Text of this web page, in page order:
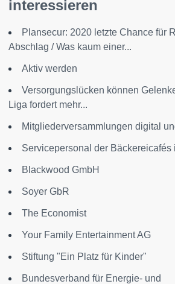
interessieren
Plansecur: 2020 letzte Chance für
Abschlag / Was kaum einer...
Aktiv werden
Versorgungslücken können
Liga fordert mehr...
Mitgliederversammlungen digital
Servicepersonal der
Blackwood GmbH
Soyer GbR
The Economist
Your Family Entertainment AG
Stiftung "Ein Platz für Kinder"
Bundesverband für Energie- und